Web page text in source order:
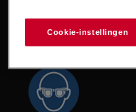
WAARSCHUWING!
Cookie-instellingen